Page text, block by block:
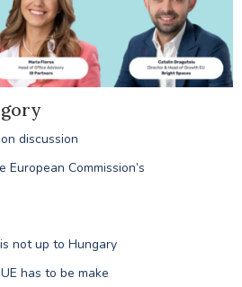
discussion
Commission’s
not up to Hungary
has to be make